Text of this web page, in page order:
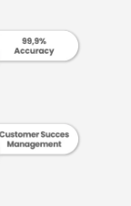
測ソリュー